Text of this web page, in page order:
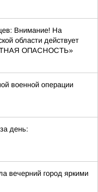
Внимание! На
области действует
ОПАСНОСТЬ»
военной операции
день:
вечерний город яркими